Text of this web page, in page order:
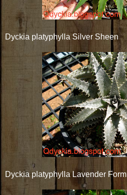
Dyckia platyphylla Silver Sheen
Dyckia platyphylla Lavender Form